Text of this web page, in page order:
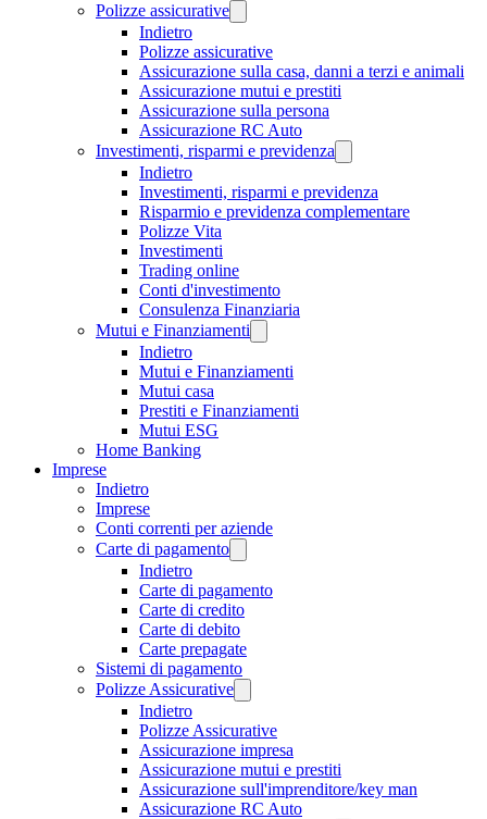
Polizze assicurative
Indietro
Polizze assicurative
Assicurazione sulla casa, danni a terzi e animali
Assicurazione mutui e prestiti
Assicurazione sulla persona
Assicurazione RC Auto
Investimenti, risparmi e previdenza
Indietro
Investimenti, risparmi e previdenza
Risparmio e previdenza complementare
Polizze Vita
Investimenti
Trading online
Conti d'investimento
Consulenza Finanziaria
Mutui e Finanziamenti
Indietro
Mutui e Finanziamenti
Mutui casa
Prestiti e Finanziamenti
Mutui ESG
Home Banking
Imprese
Indietro
Imprese
Conti correnti per aziende
Carte di pagamento
Indietro
Carte di pagamento
Carte di credito
Carte di debito
Carte prepagate
Sistemi di pagamento
Polizze Assicurative
Indietro
Polizze Assicurative
Assicurazione impresa
Assicurazione mutui e prestiti
Assicurazione sull'imprenditore/key man
Assicurazione RC Auto